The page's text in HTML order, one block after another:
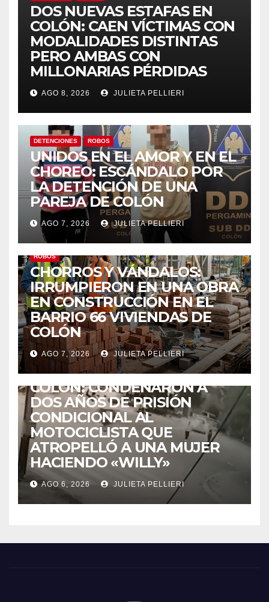
DOS NUEVAS ESTAFAS EN
COLÓN: CAEN VÍCTIMAS CON
MODALIDADES DISTINTAS
PERO AMBAS CON
MILLONARIAS PÉRDIDAS
AGO 8, 2026 JULIETA PELLIERI
DETENCIONES ROBOS
UNIDOS EN EL AMOR Y EN EL
CHOREO: ESCÁNDALO POR
LA DETENCIÓN DE UNA
PAREJA DE COLÓN
AGO 7, 2026 JULIETA PELLIERI
ROBOS
CHORROS Y VÁNDALOS:
IRRUMPIERON EN UNA OBRA
EN CONSTRUCCIÓN EN EL
BARRIO 66 VIVIENDAS DE
COLÓN
AGO 7, 2026 JULIETA PELLIERI
COLÓN: CONDENARON A
DOS AÑOS DE PRISIÓN
CONDICIONAL AL
MOTOCICLISTA QUE
ATROPELLÓ A UNA MUJER
HACIENDO «WILLY»
AGO 6, 2026 JULIETA PELLIERI